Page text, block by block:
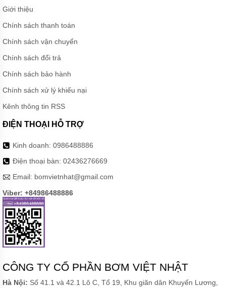
Giới thiệu
Chính sách thanh toán
Chính sách vận chuyển
Chính sách đổi trả
Chính sách bảo hành
Chính sách xử lý khiếu nại
Kênh thông tin RSS
ĐIỆN THOẠI HỖ TRỢ
Kinh doanh: 0986488886
Điện thoại bàn: 02436276669
Email: bomvietnhat@gmail.com
Viber: +84986488886
CÔNG TY CỔ PHẦN BƠM VIỆT NHẬT
Hà Nội: Số 41.1 và 42.1 Lô C, Tổ 19, Khu giãn dân Khuyến Lương,